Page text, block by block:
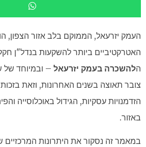
העמק יזרעאל, הממוקם בלב אזור הצפון,
האטרקטיביים ביותר להשקעות בנדל"ן
הלהשכרה בעמק יזרעאל – ובמיוחד
צובר תאוצה בשנים האחרונות, וזאת
הזדמנויות עסקיות, הגידול באוכלוסייה
באזור.
במאמר זה נסקור את היתרונות